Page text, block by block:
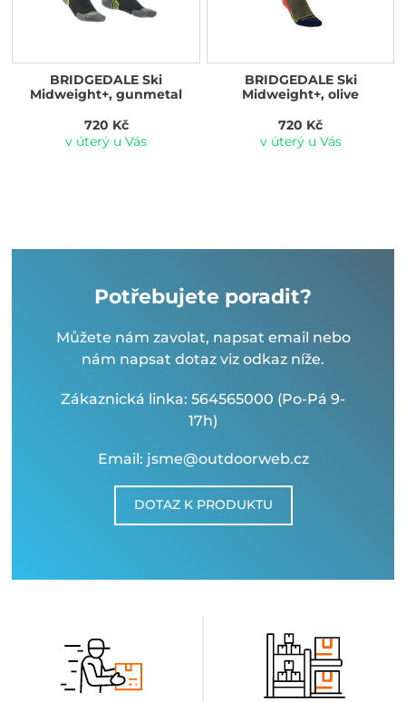
BRIDGEDALE Ski
Midweight+, gunmetal
720 Kč
v úterý u Vás
BRIDGEDALE Ski
Midweight+, olive
720 Kč
v úterý u Vás
Potřebujete poradit?
Můžete nám zavolat, napsat email nebo
nám napsat dotaz viz odkaz níže.
Zákaznická linka: 564565000 (Po-Pá 9-
17h)
Email: jsme@outdoorweb.cz
DOTAZ K PRODUKTU